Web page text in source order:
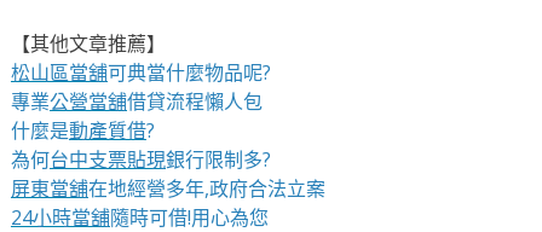
【其他文章推薦】
松山區當舖可典當什麼物品呢?
專業公營當舖借貸流程懶人包
什麼是動產質借?
為何台中支票貼現銀行限制多?
屏東當舖在地經營多年,政府合法立案
24小時當舖隨時可借!用心為您